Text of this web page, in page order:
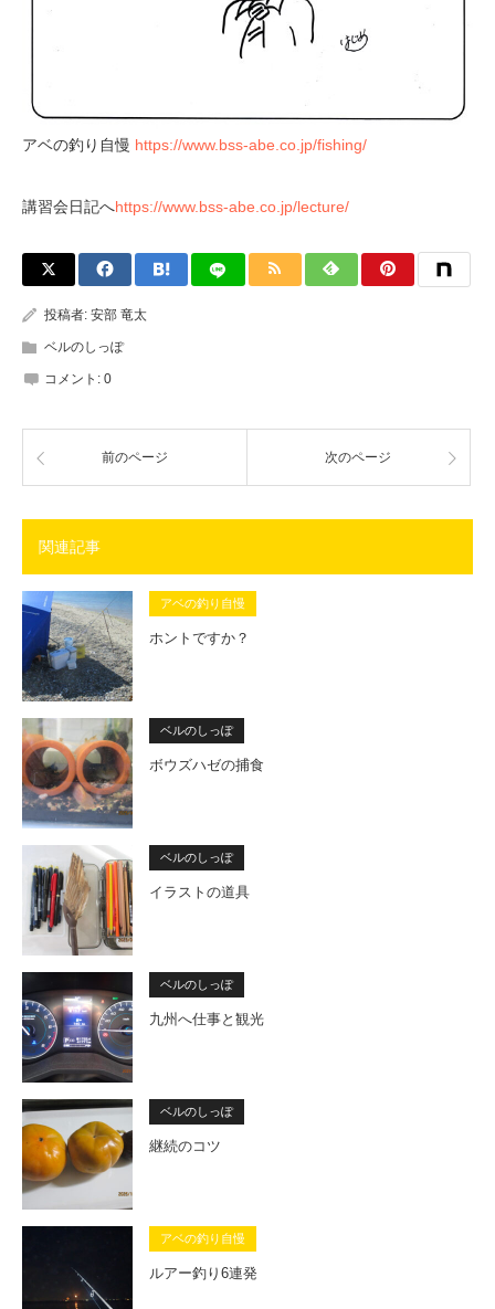
アベの釣り自慢 https://www.bss-abe.co.jp/fishing/
講習会日記へhttps://www.bss-abe.co.jp/lecture/
投稿者: 安部 竜太
ベルのしっぽ
コメント: 0
前のページ 次のページ
関連記事
アベの釣り自慢
ホントですか？
ベルのしっぽ
ボウズハゼの捕食
ベルのしっぽ
イラストの道具
ベルのしっぽ
九州へ仕事と観光
ベルのしっぽ
継続のコツ
アベの釣り自慢
ルアー釣り6連発